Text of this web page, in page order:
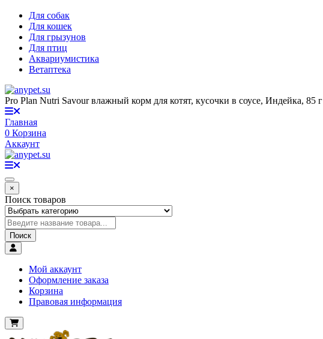
Для собак
Для кошек
Для грызунов
Для птиц
Аквариумистика
Ветаптека
Pro Plan Nutri Savour влажный корм для котят, кусочки в соусе, Индейка, 85 г
Главная
0 Корзина
Аккаунт
×
Поиск товаров
Поиск
Мой аккаунт
Оформление заказа
Корзина
Правовая информация